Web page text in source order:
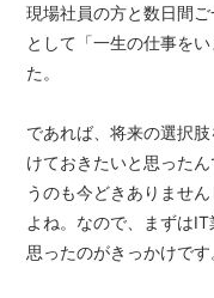
現場社員の方と数日間
として「一生の仕事を
た。
であれば、将来の選択
けておきたいと思った
うのも今どきありませ
よね。なので、まずは
思ったのがきっかけです